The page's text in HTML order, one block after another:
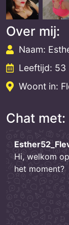
Over mij:
Naam:
Leeftijd: 53
Woont in:
Chat met:
Hi, welkom
het moment?